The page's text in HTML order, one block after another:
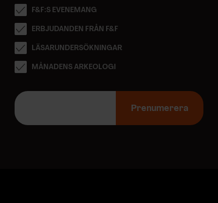
F&F:S EVENEMANG
ERBJUDANDEN FRÅN F&F
LÄSARUNDERSÖKNINGAR
MÅNADENS ARKEOLOGI
E
p
Prenumerera